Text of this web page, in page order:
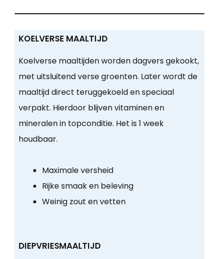
KOELVERSE MAALTIJD
Koelverse maaltijden worden dagvers gekookt,
met uitsluitend verse groenten. Later wordt de
maaltijd direct teruggekoeld en speciaal
verpakt. Hierdoor blijven vitaminen en
mineralen in topconditie. Het is 1 week
houdbaar.
Maximale versheid
Rijke smaak en beleving
Weinig zout en vetten
DIEPVRIESMAALTIJD